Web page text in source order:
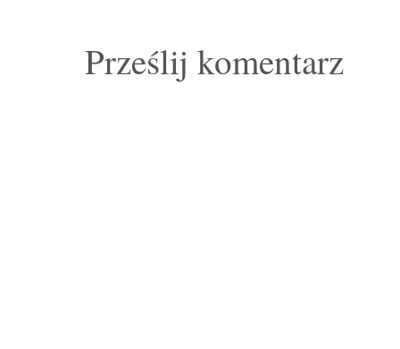
Prześlij komentarz